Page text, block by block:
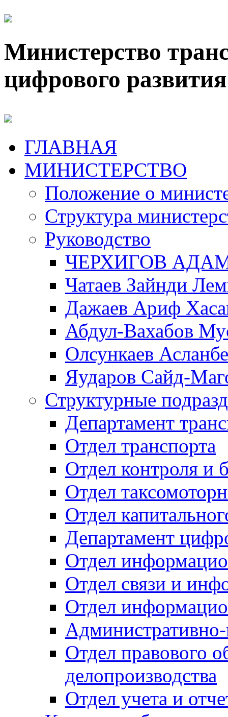
Министерство
цифрового
ГЛАВНАЯ
МИНИСТЕРСТВО
Положение о
Структура
Руководство
ЧЕРХИГОВ
Чатаев Зайнди
Дажаев Ариф
Абдул-Вахабов
Олсункаев
Яударов Сайд-
Структурные
Департамент
Отдел транспорта
Отдел контроля и
Отдел
Отдел
Департамент
Отдел
Отдел связи и
Отдел
Отдел правового
делопроизводства
Отдел учета и